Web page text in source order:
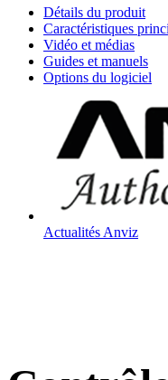
Access
Control
Détails du produit
Caractéristiques
Vidéo et médias
Guides et manuels
Options du logiciel
Actualités Anviz